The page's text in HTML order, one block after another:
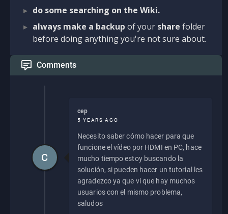
do some searching on the Wiki.
always make a backup of your share folder
before doing anything you're not sure about.
Comments
cep
5 YEARS AGO
Necesito saber cómo hacer para que
funcione el vídeo por HDMI en PC, hace
mucho tiempo estoy buscando la
solución, si pueden hacer un tutorial les
agradezco ya que vi que hay muchos
usuarios con el mismo problema,
saludos
C